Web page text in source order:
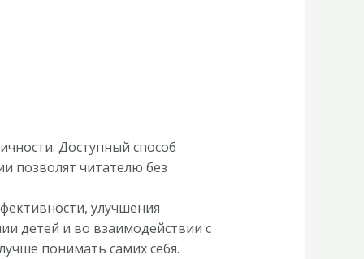
Доступный способ
позволят читателю без
улучшения
детей и во взаимодействии с
понимать самих себя.